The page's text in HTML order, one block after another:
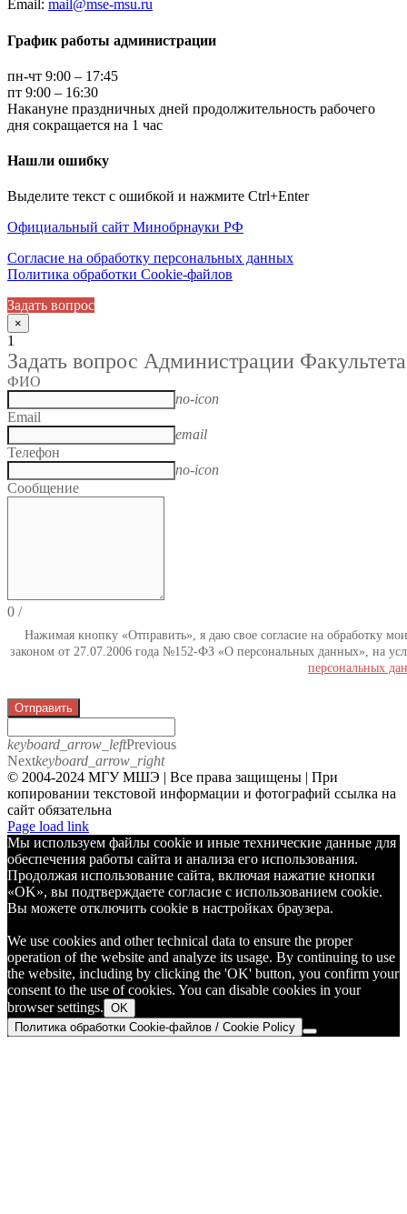
Email: mail@mse-msu.ru
График работы администрации
пн-чт 9:00 – 17:45
пт 9:00 – 16:30
Накануне праздничных дней продолжительность рабочего
дня сокращается на 1 час
Нашли ошибку
Выделите текст с ошибкой и нажмите Ctrl+Enter
Официальный сайт Минобрнауки РФ
Согласие на обработку персональных данных
Политика обработки Cookie-файлов
Задать вопрос
×
1
Задать вопрос Администрации Факультета
ФИО
no-icon
Email
email
Телефон
no-icon
Сообщение
0 /
Нажимая кнопку «Отправить», я даю свое согласие на обработку
законом от 27.07.2006 года №152-ФЗ «О персональных данных», на
персональных
Отправить
keyboard_arrow_leftPrevious
Nextkeyboard_arrow_right
© 2004-2024 МГУ МШЭ | Все права защищены | При
копировании текстовой информации и фотографий ссылка на
сайт обязательна
Telegram
Page load link
Мы используем файлы cookie и иные технические данные для
обеспечения работы сайта и анализа его использования.
Продолжая использование сайта, включая нажатие кнопки
«OK», вы подтверждаете согласие с использованием cookie.
Вы можете отключить cookie в настройках браузера.
We use cookies and other technical data to ensure the proper
operation of the website and analyze its usage. By continuing to use
the website, including by clicking the 'OK' button, you confirm your
consent to the use of cookies. You can disable cookies in your
browser settings. OK
Политика обработки Cookie-файлов / Cookie Policy